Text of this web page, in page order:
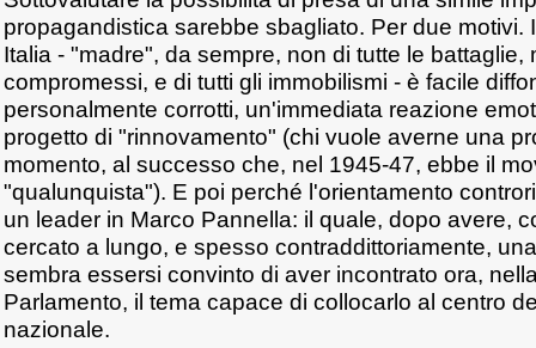
propagandistica sarebbe sbagliato. Per due motivi.
Italia - "madre", da sempre, non di tutte le battaglie,
compromessi, e di tutti gli immobilismi - è facile
personalmente corrotti, un'immediata reazione
progetto di "rinnovamento" (chi vuole averne una
momento, al successo che, nel 1945-47, ebbe il
"qualunquista"). E poi perché l'orientamento
un leader in Marco Pannella: il quale, dopo avere,
cercato a lungo, e spesso contraddittoriamente,
sembra essersi convinto di aver incontrato ora,
Parlamento, il tema capace di collocarlo al centro
nazionale.